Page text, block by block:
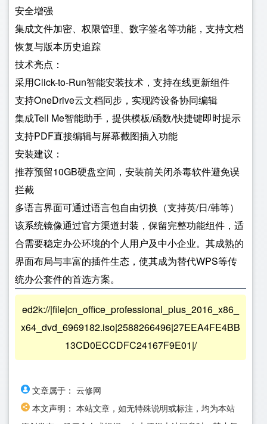
安全增强
集成文件加密、权限管理、数字签名等功能，支持文档
恢复与版本历史追踪
技术亮点：
采用Click-to-Run智能安装技术，支持在线更新组件
支持OneDrive云文档同步，实现跨设备协同编辑
集成Tell Me智能助手，提供模板/函数/快捷键即时提示
支持PDF直接编辑与屏幕截图插入功能
安装建议：
推荐预留10GB硬盘空间，安装前关闭杀毒软件避免误
拦截
多语言界面可通过语言包自由切换（支持英/日/韩等）
该系统镜像通过官方渠道封装，保留完整功能组件，适
合需要稳定办公环境的个人用户及中小企业。其成熟的
界面布局与丰富的插件生态，使其成为替代WPS等传
统办公套件的首选方案。
ed2k://|file|cn_office_professional_plus_2016_x86_
x64_dvd_6969182.iso|2588266496|27EEA4FE4BB
13CD0ECCDFC24167F9E01|/
文章属于： 云修网
本文声明： 本站文章，如无特殊说明或标注，均为本站